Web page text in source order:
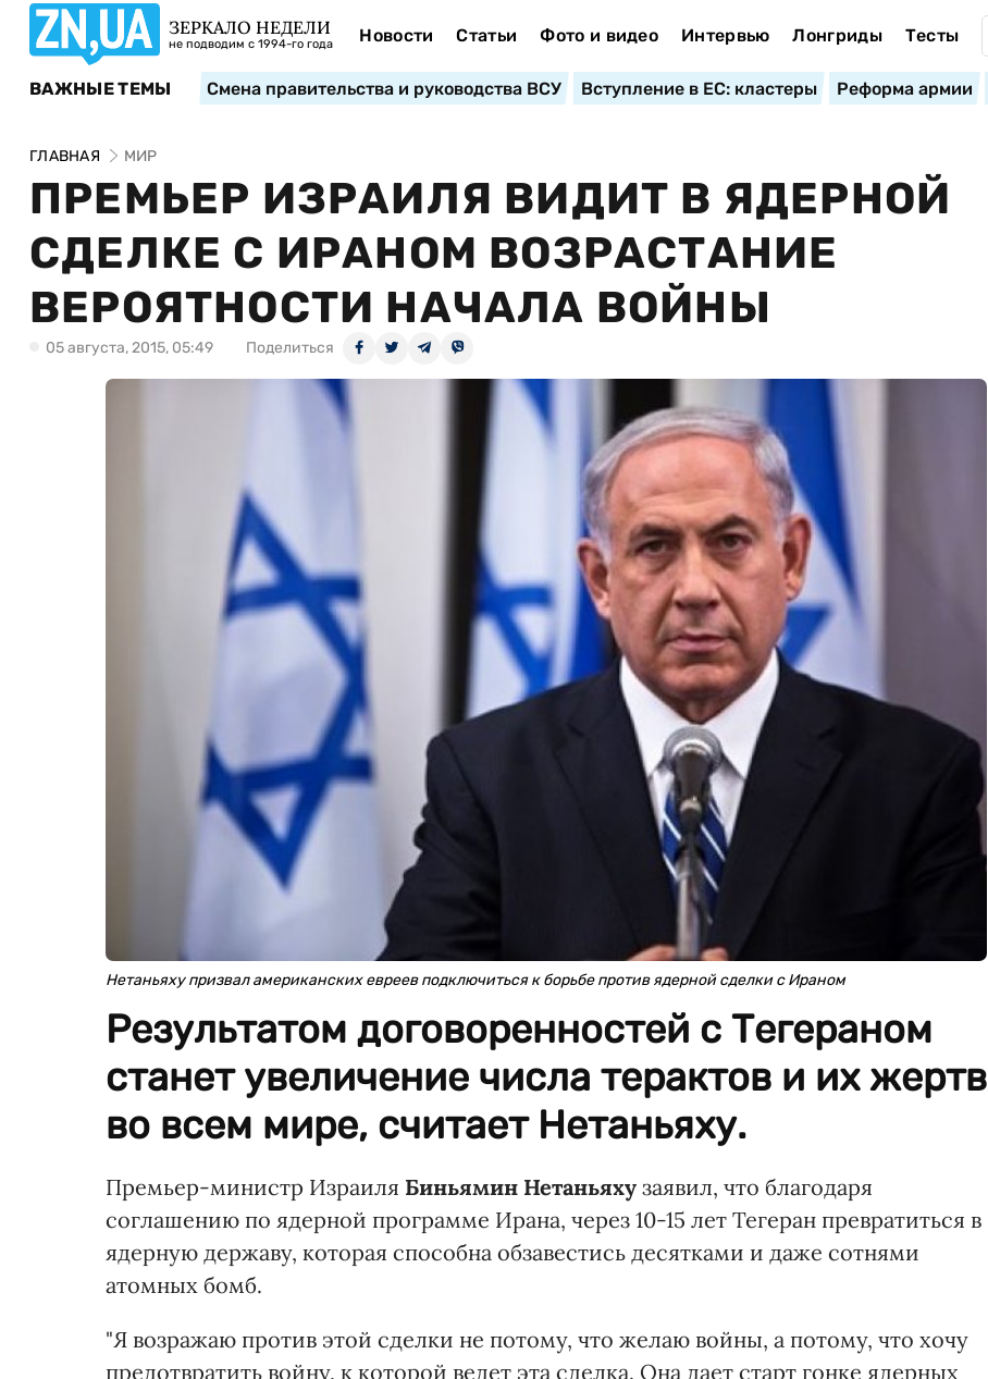
ЗЕРКАЛО НЕДЕЛИ
не подводим с 1994-го года Новости Статьи Фото и видео Интервью Лонгриды Тесты
ВАЖНЫЕ ТЕМЫ Смена правительства и руководства ВСУ Вступление в ЕС: кластеры Реформа армии
ГЛАВНАЯ МИР
ПРЕМЬЕР ИЗРАИЛЯ ВИДИТ В ЯДЕРНОЙ
СДЕЛКЕ С ИРАНОМ ВОЗРАСТАНИЕ
ВЕРОЯТНОСТИ НАЧАЛА ВОЙНЫ
05 августа, 2015, 05:49 Поделиться
Нетаньяху призвал американских евреев подключиться к борьбе против ядерной сделки с Ираном
Результатом договоренностей с Тегераном
станет увеличение числа терактов и их жертв
во всем мире, считает Нетаньяху.
Премьер-министр Израиля Биньямин Нетаньяху заявил, что благодаря
соглашению по ядерной программе Ирана, через 10-15 лет Тегеран превратиться в
ядерную державу, которая способна обзавестись десятками и даже сотнями
атомных бомб.
"Я возражаю против этой сделки не потому, что желаю войны, а потому, что хочу
предотвратить войну, к которой ведет эта сделка. Она дает старт гонке ядерных